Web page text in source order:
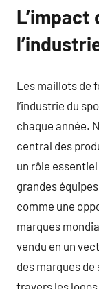
Les maillots de
l’industrie du
chaque année.
central des
un rôle
grandes
comme une
marques
vendu en un
des marques
travers les